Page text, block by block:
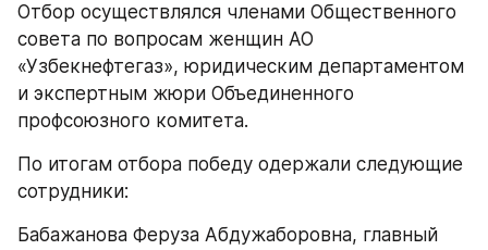
Отбор осуществлялся членами Общественного
совета по вопросам женщин АО
«Узбекнефтегаз», юридическим департаментом
и экспертным жюри Объединенного
профсоюзного комитета.
По итогам отбора победу одержали следующие
сотрудники:
Бабажанова Феруза Абдужаборовна, главный